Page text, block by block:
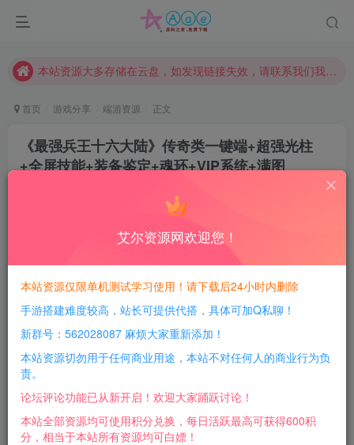
本网站的文章部分内容可能来源于网络，仅供大家学习与参考，如有侵权，请联系站长QQ466107887进行删除处理。
本站资源大多存储在云盘，如发现链接失效，请联系我们我们会第一时间更新。
请勿相信任何评论区广告！以免上当受骗！
本网站的文章部分内容可能来源于网络，仅供大家学习与参考，如有侵权，请联系站长QQ466107887进行删除处理。
首页 游戏分享 端游资源 正文
《最强兵王十六大陆》传奇类一键端+超强光柱
+全屏技能+装备鉴定+魂环+VIP系统+满图
每日活跃最高可获得600积分！所有资源可以使用
积分免费兑换！
游戏介绍：
玩1个月吧。
客户端服务端全配套，一键端，有教程。
艾尔资源网欢迎您！
本站资源仅限单机测试学习使用！请下载后24小时内删除
手游搭建难度较高，站长可提供代搭，具体可加Q私聊！
新群号：562028087 麻烦大家重新添加！
本站资源切勿用于任何商业用途，本站不对任何人的商业行为负
责。
论坛评论功能已从新开启！欢迎大家踊跃讨论！
本站全部资源均可使用积分兑换，每日活跃最高可获得600积
分，相当于本站所有资源均可白嫖！